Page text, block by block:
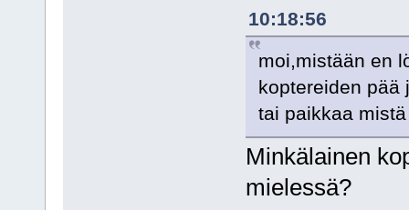
10:18:56
moi,mistään en
koptereiden pää
tai paikkaa
Minkälainen
mielessä?